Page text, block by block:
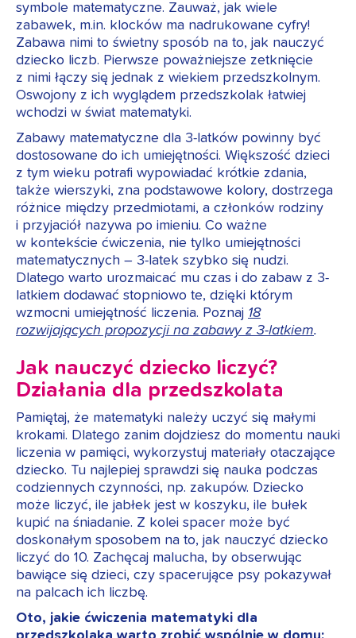
symbole matematyczne. Zauważ, jak wiele
zabawek, m.in. klocków ma nadrukowane cyfry!
Zabawa nimi to świetny sposób na to, jak nauczyć
dziecko liczb. Pierwsze poważniejsze zetknięcie
z nimi łączy się jednak z wiekiem przedszkolnym.
Oswojony z ich wyglądem przedszkolak łatwiej
wchodzi w świat matematyki.
Zabawy matematyczne dla 3-latków powinny być
dostosowane do ich umiejętności. Większość dzieci
z tym wieku potrafi wypowiadać krótkie zdania,
także wierszyki, zna podstawowe kolory, dostrzega
różnice między przedmiotami, a członków rodziny
i przyjaciół nazywa po imieniu. Co ważne
w kontekście ćwiczenia, nie tylko umiejętności
matematycznych – 3-latek szybko się nudzi.
Dlatego warto urozmaicać mu czas i do zabaw z 3-
latkiem dodawać stopniowo te, dzięki którym
wzmocni umiejętność liczenia. Poznaj 18
rozwijających propozycji na zabawy z 3-latkiem.
Jak nauczyć dziecko liczyć?
Działania dla przedszkolata
Pamiętaj, że matematyki należy uczyć się małymi
krokami. Dlatego zanim dojdziesz do momentu nauki
liczenia w pamięci, wykorzystuj materiały otaczające
dziecko. Tu najlepiej sprawdzi się nauka podczas
codziennych czynności, np. zakupów. Dziecko
może liczyć, ile jabłek jest w koszyku, ile bułek
kupić na śniadanie. Z kolei spacer może być
doskonałym sposobem na to, jak nauczyć dziecko
liczyć do 10. Zachęcaj malucha, by obserwując
bawiące się dzieci, czy spacerujące psy pokazywał
na palcach ich liczbę.
Oto, jakie ćwiczenia matematyki dla